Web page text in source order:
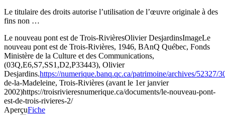
Le titulaire des droits autorise l’utilisation de l’œuvre originale à des
fins non …
Le nouveau pont est de Trois-RivièresOlivier DesjardinsImageLe
nouveau pont est de Trois-Rivières, 1946, BAnQ Québec, Fonds
Ministère de la Culture et des Communications,
(03Q,E6,S7,SS1,D2,P33443), Olivier
Desjardins.https://numerique.banq.qc.ca/patrimoine/archives/52327/
de-la-Madeleine, Trois-Rivières (avant le 1er janvier
2002)https://troisrivieresnumerique.ca/documents/le-nouveau-pont-
est-de-trois-rivieres-2/
AperçuFiche